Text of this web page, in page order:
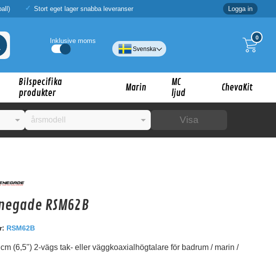
Stort eget lager snabba leveranser Logga in
0
Inklusive moms
Svenska
Bilspecifika
produkter
Marin
MC
ljud
ChevaKit
Visa
dig?
RSM62B
RSM62B
(6,5") ​2-vägs tak- eller väggkoaxialhögtalare för badrum / marin /